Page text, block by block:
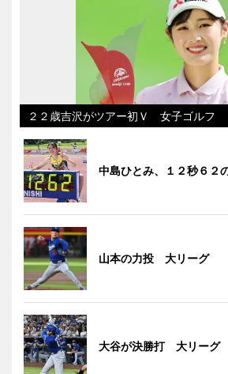
２２歳吉沢がツアー初Ｖ 女子ゴルフ
中島ひとみ、１２秒６２
山本の力投 大リーグ
大谷が決勝打 大リーグ